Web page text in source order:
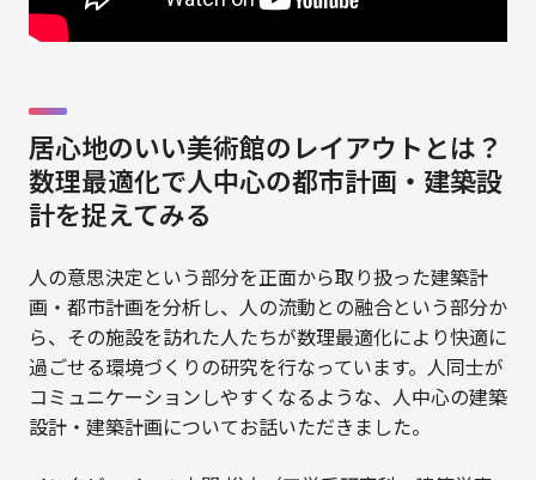
居心地のいい美術館のレイアウトとは？
数理最適化で人中心の都市計画・建築設
計を捉えてみる
人の意思決定という部分を正面から取り扱った建築計
画・都市計画を分析し、人の流動との融合という部分か
ら、その施設を訪れた人たちが数理最適化により快適に
過ごせる環境づくりの研究を行なっています。人同士が
コミュニケーションしやすくなるような、人中心の建築
設計・建築計画についてお話いただきました。